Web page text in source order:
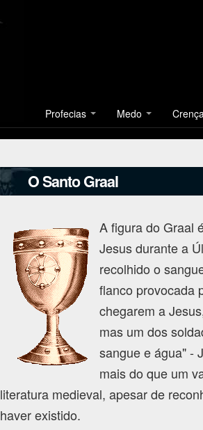
Profecias Medo
O Santo Graal
A figura do Graal
Jesus durante a
recolhido o
flanco provocada
chegarem a
mas um dos
sangue e água" -
mais do que um
literatura medieval, apesar de
haver existido.